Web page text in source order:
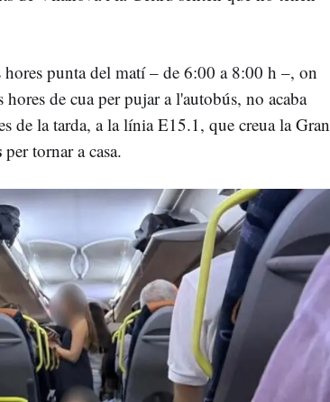
hores punta del matí – de 6:00 a 8:00 h –, on
de cua per pujar a l'autobús, no acaba
de la tarda, a la línia E15.1, que creua la Gran
per tornar a casa.